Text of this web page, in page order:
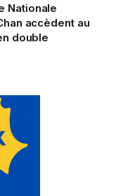
Nationale
accèdent au
double